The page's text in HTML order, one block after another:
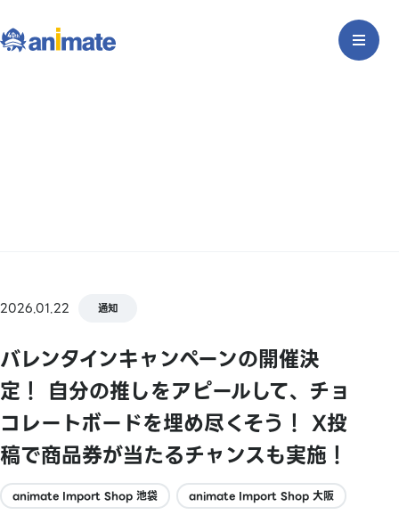
2026.01.22 通知
バレンタインキャンペーンの開催決
定！ 自分の推しをアピールして、チョ
コレートボードを埋め尽くそう！ X投
稿で商品券が当たるチャンスも実施！
animate Import Shop 池袋 animate Import Shop 大阪